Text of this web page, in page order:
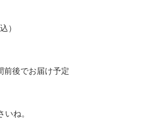
）
前後でお届け予定
いね。